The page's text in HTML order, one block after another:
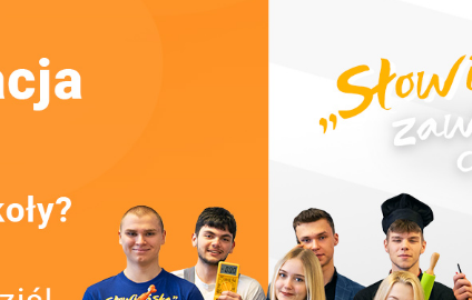
19/04/2018
Konkurs Wiedzy o Austrii
18 kwietnia 2018 roku odbył się w naszej